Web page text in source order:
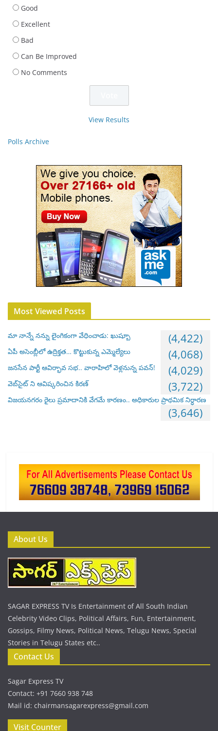
Good
Excellent
Bad
Can Be Improved
No Comments
View Results
Polls Archive
Most Viewed Posts
మా నాన్నే నన్ను లైంగికంగా వేధించాడు: ఖుష్బూ (4,422)
ఏపీ అసెంబ్లీలో ఉద్రిక్తత… కొట్టుకున్న ఎమ్మెల్యేలు (4,068)
జనసేన పార్టీ ఆవిర్భావ సభ.. వారాహిలో వెళ్లనున్న పవన్! (4,029)
వెబ్‌సైట్ ని ఆవిష్కరించిన కిరణ్ (3,722)
విజయనగరం రైలు ప్రమాదానికి వేగమే కారణం.. అధికారుల ప్రాథమిక నిర్ధారణ
(3,646)
About Us
SAGAR EXPRESS TV Is Entertainment of All South Indian
Celebrity Video Clips, Political Affairs, Fun, Entertainment,
Gossips, Filmy News, Political News, Telugu News, Special
Stories in Telugu States etc..
Contact Us
Sagar Express TV
Contact: +91 7660 938 748
Mail id: chairmansagarexpress@gmail.com
Visit Counter